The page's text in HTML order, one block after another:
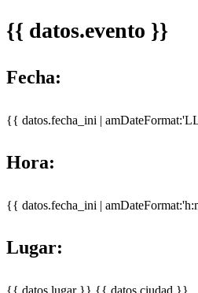
{{ datos.evento }}
Fecha:
{{ datos.fecha_ini |
Hora:
{{ datos.fecha_ini |
Lugar:
{{ datos.lugar }} {{ datos.ciudad }}